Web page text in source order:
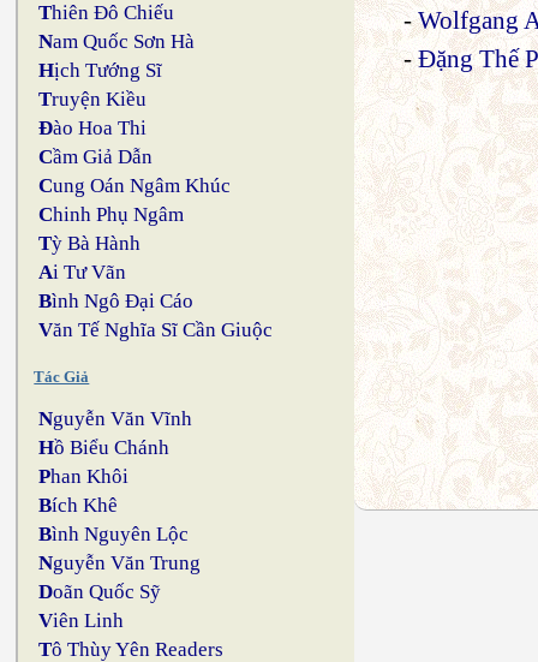
Thiên Đô Chiếu
Nam Quốc Sơn Hà
Hịch Tướng Sĩ
Truyện Kiều
Đào Hoa Thi
Cầm Giả Dẫn
Cung Oán Ngâm Khúc
Chinh Phụ Ngâm
Tỳ Bà Hành
Ai Tư Vãn
Bình Ngô Đại Cáo
Văn Tế Nghĩa Sĩ Cần Giuộc
Tác Giả
Nguyễn Văn Vĩnh
Hồ Biểu Chánh
Phan Khôi
Bích Khê
Bình Nguyên Lộc
Nguyễn Văn Trung
Doãn Quốc Sỹ
Viên Linh
Tô Thùy Yên Readers
-Wolfgang
-Đặng Thế